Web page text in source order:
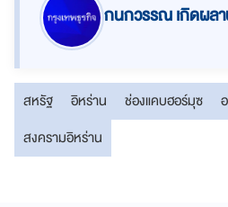
กนกวรรณ เกิดผล
สหรัฐ อิหร่าน ช่องแคบฮอร์มุซ
สงครามอิหร่าน